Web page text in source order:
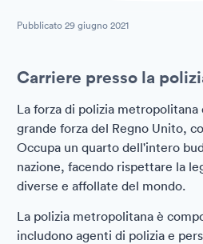
Pubblicato29 giugno 2021
Carriere presso la
La forza di polizia metropolitana
grande forza del Regno Unito,
Occupa un quarto dell'intero
nazione, facendo rispettare la
diverse e affollate del mondo.
La polizia metropolitana è
includono agenti di polizia e